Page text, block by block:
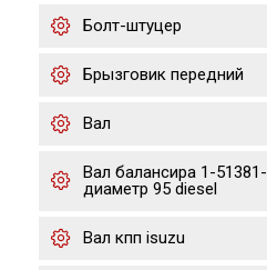
Болт-штуцер
Брызговик передний
Вал
Вал балансира 1-
диаметр 95 diesel
Вал кпп isuzu